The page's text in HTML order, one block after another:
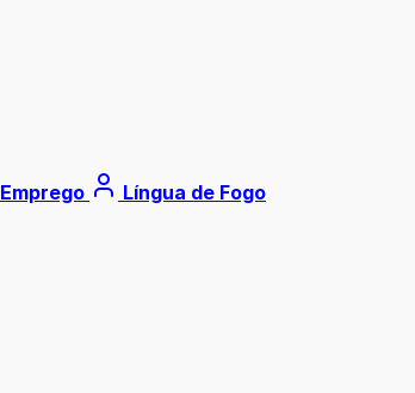
Emprego Língua de Fogo